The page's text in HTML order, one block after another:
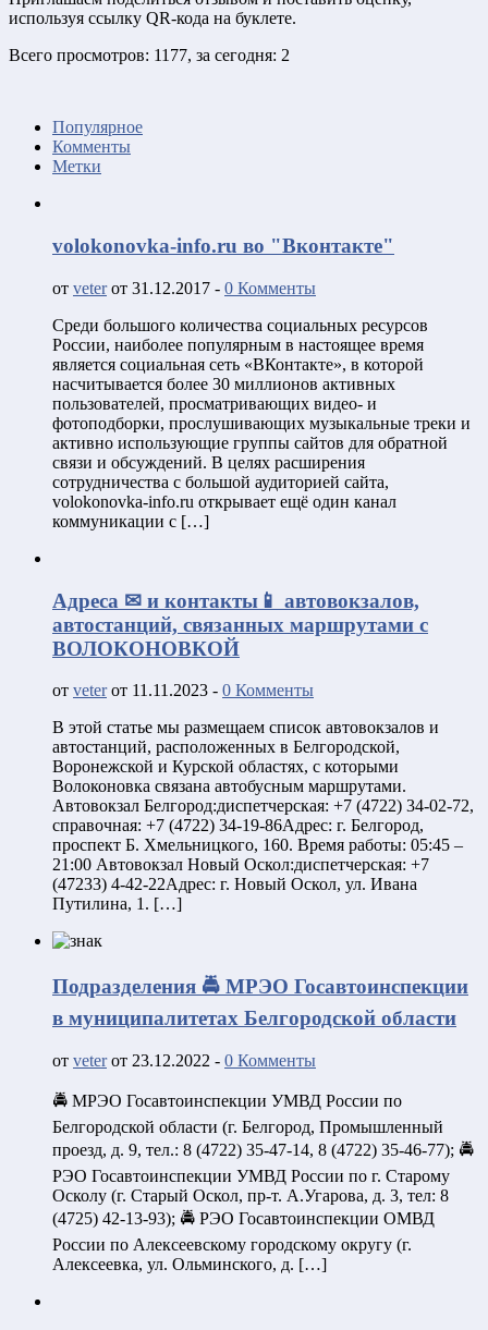
используя ссылку QR-кода на буклете.
Всего просмотров: 1177, за сегодня: 2
Популярное
Комменты
Метки
volokonovka-info.ru во "Вконтакте"
от veterот 31.12.2017 - 0 Комменты
Среди большого количества социальных ресурсов
России, наиболее популярным в настоящее время
является социальная сеть «ВКонтакте», в которой
насчитывается более 30 миллионов активных
пользователей, просматривающих видео- и
фотоподборки, прослушивающих музыкальные треки и
активно использующие группы сайтов для обратной
связи и обсуждений. В целях расширения
сотрудничества с большой аудиторией сайта,
volokonovka-info.ru открывает ещё один канал
коммуникации с […]
Адреса ✉ и контакты📱 автовокзалов,
автостанций, связанных маршрутами с
ВОЛОКОНОВКОЙ
от veterот 11.11.2023 - 0 Комменты
В этой статье мы размещаем список автовокзалов и
автостанций, расположенных в Белгородской,
Воронежской и Курской областях, с которыми
Волоконовка связана автобусным маршрутами.
Автовокзал Белгород:диспетчерская: +7 (4722) 34-02-72,
справочная: +7 (4722) 34-19-86Адрес: г. Белгород,
проспект Б. Хмельницкого, 160. Время работы: 05:45 –
21:00 Автовокзал Новый Оскол:диспетчерская: +7
(47233) 4-42-22Адрес: г. Новый Оскол, ул. Ивана
Путилина, 1. […]
Подразделения 🚔 МРЭО Госавтоинспекции
в муниципалитетах Белгородской области
от veterот 23.12.2022 - 0 Комменты
🚔 МРЭО Госавтоинспекции УМВД России по
Белгородской области (г. Белгород, Промышленный
проезд, д. 9, тел.: 8 (4722) 35-47-14, 8 (4722) 35-46-77); 🚔
РЭО Госавтоинспекции УМВД России по г. Старому
Осколу (г. Старый Оскол, пр-т. А.Угарова, д. 3, тел: 8
(4725) 42-13-93); 🚔 РЭО Госавтоинспекции ОМВД
России по Алексеевскому городскому округу (г.
Алексеевка, ул. Ольминского, д. […]